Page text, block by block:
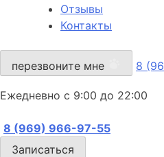
Отзывы
Контакты
перезвоните мне 8
Ежедневно с 9:00 до 22:00
8 (969) 966-97-55
Записаться